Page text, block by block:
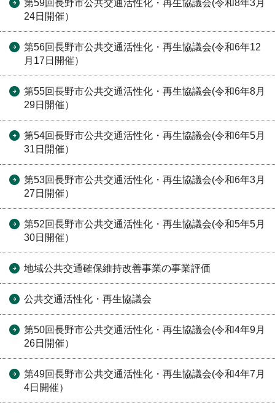
第59回長野市公共交通活性化・再生協議会(令和8年3月
24日開催）
第56回長野市公共交通活性化・再生協議会(令和6年12
月17日開催）
第55回長野市公共交通活性化・再生協議会(令和6年8月
29日開催）
第54回長野市公共交通活性化・再生協議会(令和6年5月
31日開催）
第53回長野市公共交通活性化・再生協議会(令和6年3月
27日開催）
第52回長野市公共交通活性化・再生協議会(令和5年5月
30日開催）
地域公共交通確保維持改善事業の事業評価
公共交通活性化・再生協議会
第50回長野市公共交通活性化・再生協議会(令和4年9月
26日開催）
第49回長野市公共交通活性化・再生協議会(令和4年7月
4日開催）